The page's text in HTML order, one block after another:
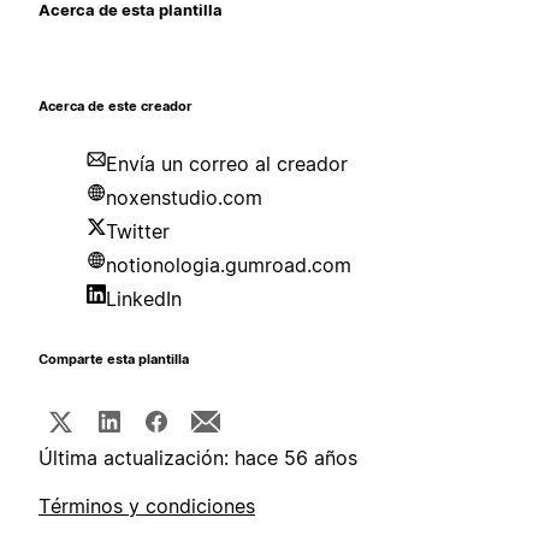
Acerca de esta plantilla
Acerca de este creador
Envía un correo al creador
noxenstudio.com
Twitter
notionologia.gumroad.com
LinkedIn
Comparte esta plantilla
Última actualización: hace 56 años
Términos y condiciones